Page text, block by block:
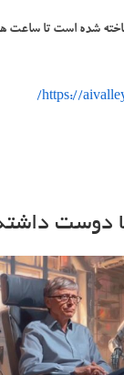
شده است تا ساعت
https://
دوست